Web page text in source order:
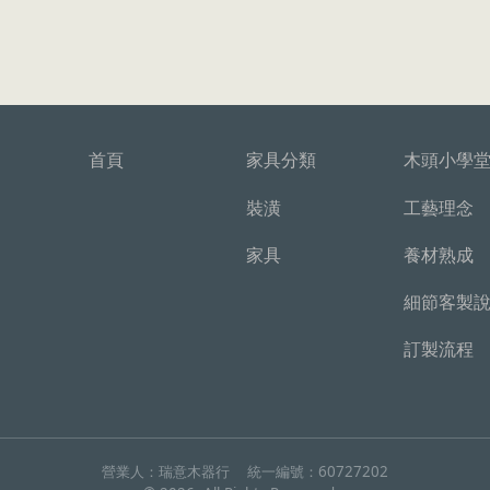
首頁
家具分類
裝潢
家具
木頭小學堂
工藝理念
養材熟成
細節客製
訂製流程
營業人： 瑞意木器行 統一編號： 60727202